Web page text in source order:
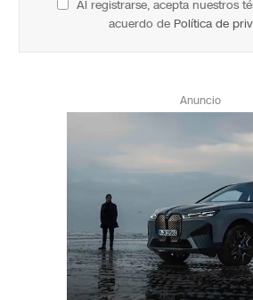
Al registrarse, acepta nuestros
acuerdo de Política de
Anuncio